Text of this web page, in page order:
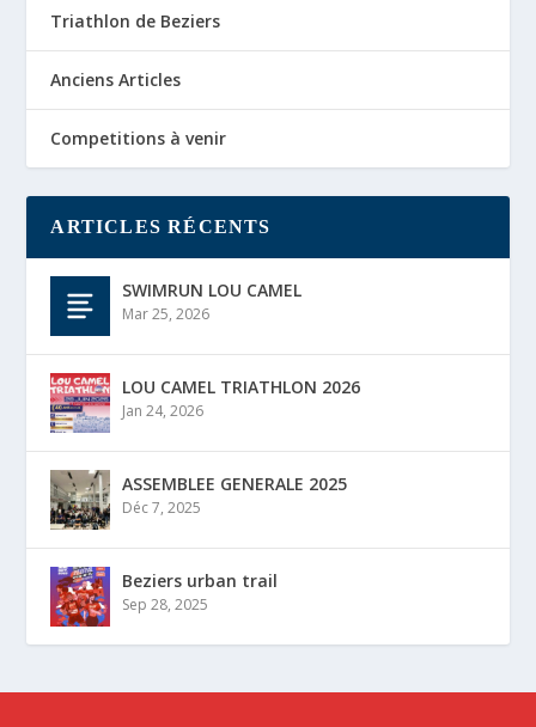
Triathlon de Beziers
Anciens Articles
Competitions à venir
ARTICLES RÉCENTS
SWIMRUN LOU CAMEL
Mar 25, 2026
LOU CAMEL TRIATHLON 2026
Jan 24, 2026
ASSEMBLEE GENERALE 2025
Déc 7, 2025
Beziers urban trail
Sep 28, 2025